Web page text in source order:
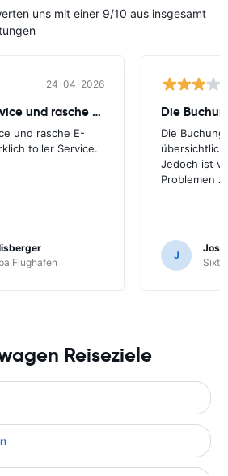
uns mit einer 9/10 aus insgesamt
24-04-2026
Super Kundenservice und rasche E-Mail
und rasche E-
toller Service.
Flughafen
Die
Die
Jedoch ist
Problemen
J
Sixt
Reiseziele